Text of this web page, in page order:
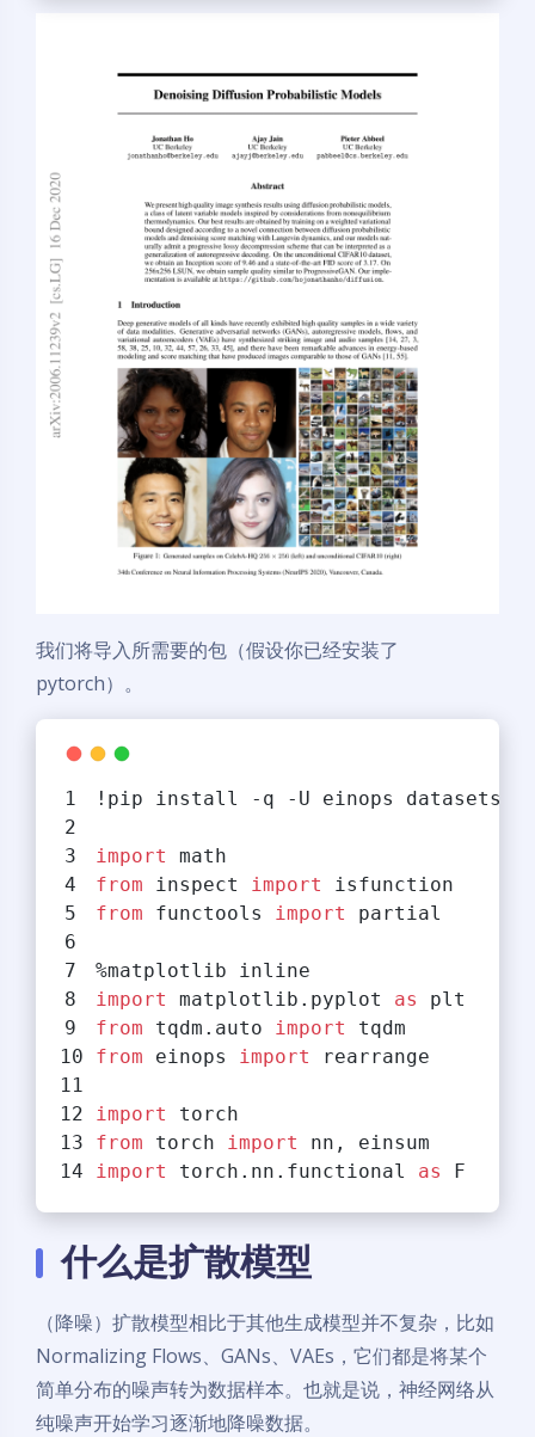
我们将导入所需要的包（假设你已经安装了
pytorch）。
!pip install -q -U einops datasets
import
math
from inspect import
isfunction
from functools import partial
%matplotlib inline
import
matplotlib.pyplot as
plt
from tqdm.auto import
tqdm
from einops import rearrange
import
torch
from torch import
nn, einsum
import
torch.nn.functional as F
什么是扩散模型
（降噪）扩散模型相比于其他生成模型并不复杂，比如
Normalizing Flows、GANs、VAEs，它们都是将某个
简单分布的噪声转为数据样本。也就是说，神经网络从
纯噪声开始学习逐渐地降噪数据。